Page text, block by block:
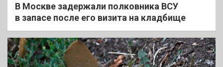
В Москве задержали полковника ВСУ
в запасе после его визита на кладбище